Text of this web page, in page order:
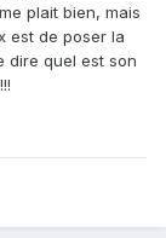
plait bien, mais
est de poser la
dire quel est son